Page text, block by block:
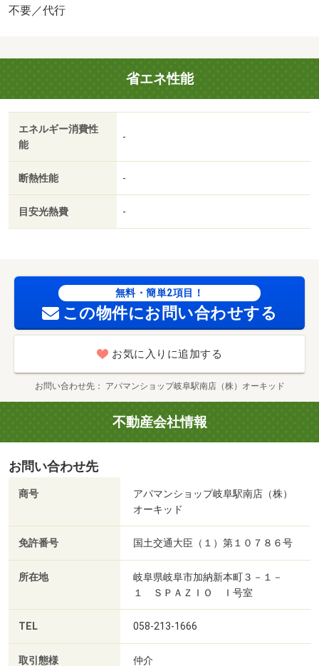
ムキッチン／追焚機能浴室／角住戸／温水洗浄便座／洗面
／保証人不要／２沿線利用可／専用庭／メゾネット／ネッ
ト使用料不要／床下収納／築２年以内／築３年以内／トイ
レ未使用／２駅利用可／築５年以内／プロパンガス／敷
金・礼金不要／保証会社利用可/賃貸戸数:3戸
不要／代行
省エネ性能
エネルギー消費性
能
-
断熱性能 -
目安光熱費 -
無料・簡単2項目！
この物件にお問い合わせする
お気に入りに追加する
お問い合わせ先 アパマンショップ岐阜駅南店（株）オーキッド
不動産会社情報
お問い合わせ先
商号
アパマンショップ岐阜駅南店（株）
オーキッド
免許番号 国土交通大臣（１）第１０７８６号
所在地
岐阜県岐阜市加納新本町３－１－
１ ＳＰＡＺＩＯ Ｉ号室
TEL 058-213-1666
取引態様 仲介